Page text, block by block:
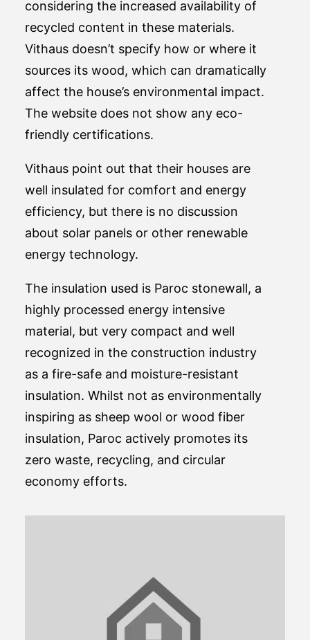
considering the increased availability of
recycled content in these materials.
Vithaus doesn’t specify how or where it
sources its wood, which can dramatically
affect the house’s environmental impact.
The website does not show any eco-
friendly certifications.
Vithaus point out that their houses are
well insulated for comfort and energy
efficiency, but there is no discussion
about solar panels or other renewable
energy technology.
The insulation used is Paroc stonewall, a
highly processed energy intensive
material, but very compact and well
recognized in the construction industry
as a fire-safe and moisture-resistant
insulation. Whilst not as environmentally
inspiring as sheep wool or wood fiber
insulation, Paroc actively promotes its
zero waste, recycling, and circular
economy efforts.